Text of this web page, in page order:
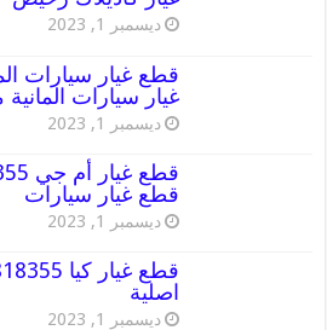
ديسمبر 1, 2023
غيار سيارات
ديسمبر 1, 2023
قطع غيار سيارات
ديسمبر 1, 2023
اصلية
ديسمبر 1, 2023